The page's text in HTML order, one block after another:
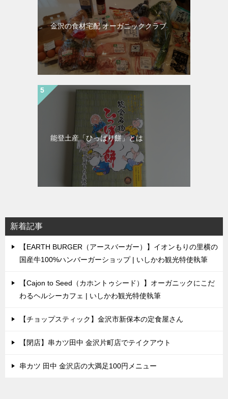
金沢の食材宅配 オーガニッククラブ
能登土産「ひっぱり餅」とは
新着記事
【EARTH BURGER（アースバーガー）】イオンもりの里横の
国産牛100%ハンバーガーショップ | いしかわ観光特使執筆
【Cajon to Seed（カホントゥシード）】オーガニックにこだ
わるヘルシーカフェ | いしかわ観光特使執筆
【チョップスティック】金沢市新保本の定食屋さん
【閉店】串カツ田中 金沢片町店でテイクアウト
串カツ 田中 金沢店の大満足100円メニュー